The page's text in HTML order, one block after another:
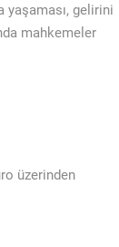
yaşaması, gelirini
mahkemeler
üzerinden